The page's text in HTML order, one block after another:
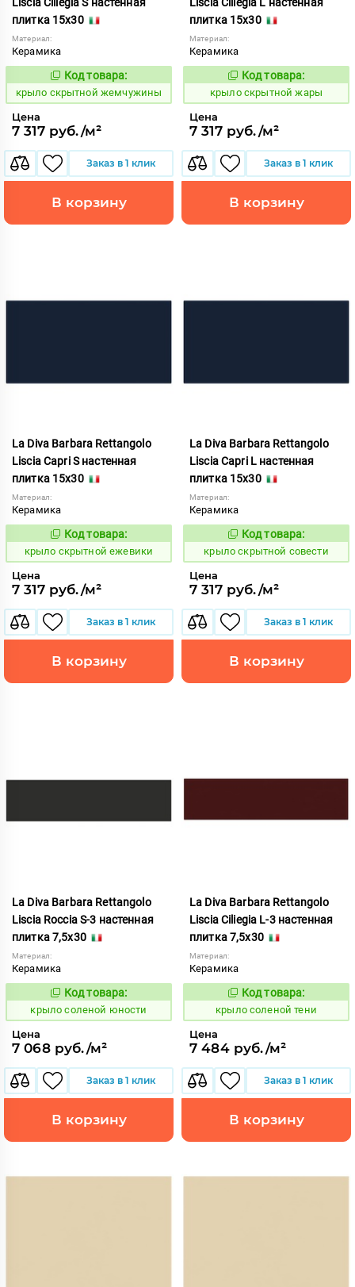
плитка 15x30
Материал:
Керамика
839401
Код товара:
крыло скрытной жемчужины
Цена
7 317 руб./м²
Заказ в 1 клик
В корзину
плитка 15x30
Материал:
Керамика
839400
Код товара:
крыло скрытной жары
Цена
7 317 руб./м²
Заказ в 1 клик
В корзину
La Diva Barbara Rettangolo
Liscia Capri S настенная
плитка 15x30
Материал:
Керамика
839399
Код товара:
крыло скрытной ежевики
Цена
7 317 руб./м²
Заказ в 1 клик
В корзину
La Diva Barbara Rettangolo
Liscia Capri L настенная
плитка 15x30
Материал:
Керамика
839398
Код товара:
крыло скрытной совести
Цена
7 317 руб./м²
Заказ в 1 клик
В корзину
La Diva Barbara Rettangolo
Liscia Roccia S-3 настенная
плитка 7,5x30
Материал:
Керамика
839873
Код товара:
крыло соленой юности
Цена
7 068 руб./м²
Заказ в 1 клик
В корзину
La Diva Barbara Rettangolo
Liscia Ciliegia L-3 настенная
плитка 7,5x30
Материал:
Керамика
839853
Код товара:
крыло соленой тени
Цена
7 484 руб./м²
Заказ в 1 клик
В корзину